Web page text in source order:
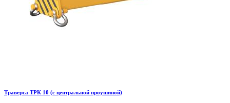
Траверса ТРК 10 (с центральной проушиной)